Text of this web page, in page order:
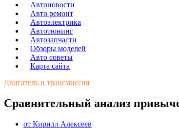
Автоновости
Авто ремонт
Автоэлектрика
Автотюнинг
Автозапчасти
Обзоры моделей
Авто советы
Карта сайта
Двигатель и трансмиссия
Сравнительный анализ
от Кирилл Алексеев